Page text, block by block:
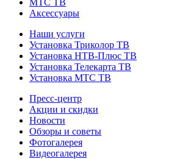
Аксессуары
Наши услуги
Установка Триколор ТВ
Установка НТВ-Плюс ТВ
Установка Телекарта ТВ
Установка МТС ТВ
Пресс-центр
Акции и скидки
Новости
Обзоры и советы
Фотогалерея
Видеогалерея